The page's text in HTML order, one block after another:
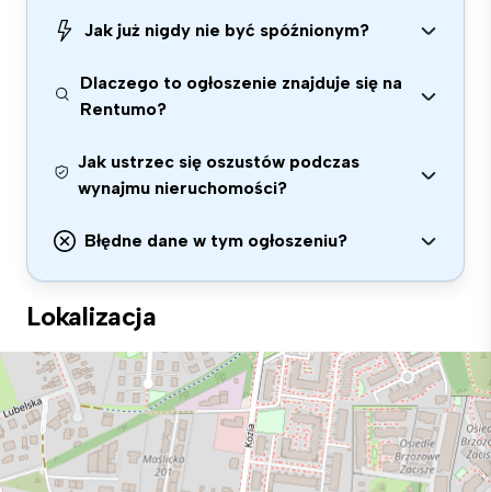
Jak już nigdy nie być spóźnionym?
Dlaczego to ogłoszenie znajduje się na
Rentumo?
Jak ustrzec się oszustów podczas
wynajmu nieruchomości?
Błędne dane w tym ogłoszeniu?
Lokalizacja